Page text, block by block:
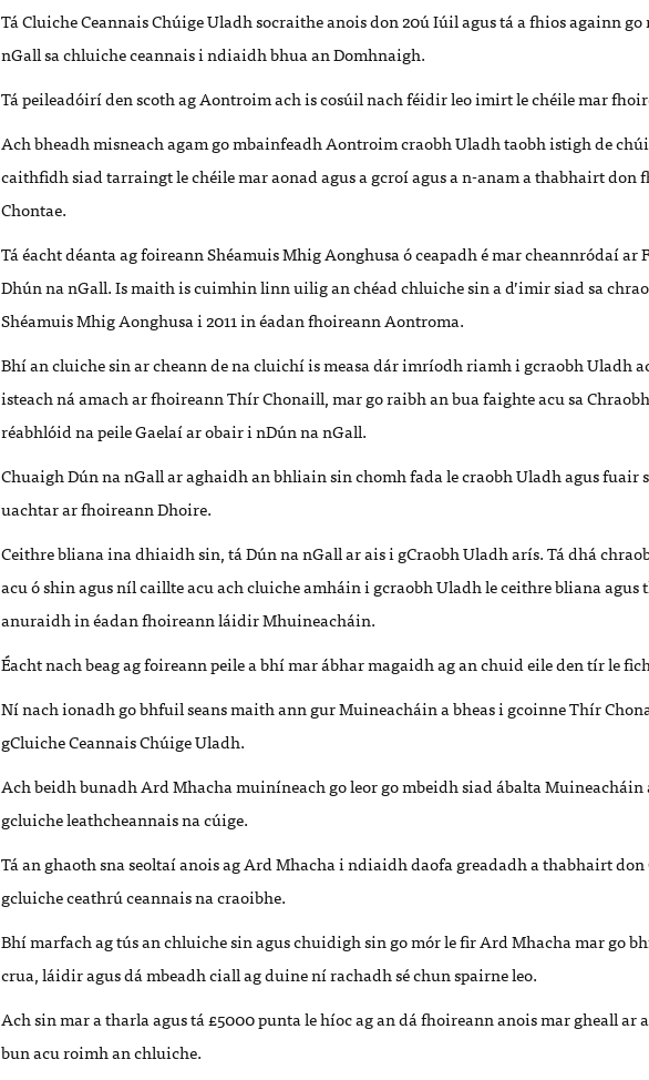
Tá Cluiche Ceannais Chúige Uladh socraithe anois don 20ú Iúil agus tá a fhios againn
nGall sa chluiche ceannais i ndiaidh bhua an Domhnaigh.
Tá peileadóirí den scoth ag Aontroim ach is cosúil nach féidir leo imirt le chéile mar
Ach bheadh misneach agam go mbainfeadh Aontroim craobh Uladh taobh istigh de
caithfidh siad tarraingt le chéile mar aonad agus a gcroí agus a n-anam a thabhairt don
Chontae.
Tá éacht déanta ag foireann Shéamuis Mhig Aonghusa ó ceapadh é mar cheannródaí ar
Dhún na nGall. Is maith is cuimhin linn uilig an chéad chluiche sin a d’imir siad sa
Shéamuis Mhig Aonghusa i 2011 in éadan fhoireann Aontroma.
Bhí an cluiche sin ar cheann de na cluichí is measa dár imríodh riamh i gcraobh Uladh
isteach ná amach ar fhoireann Thír Chonaill, mar go raibh an bua faighte acu sa
réabhlóid na peile Gaelaí ar obair i nDún na nGall.
Chuaigh Dún na nGall ar aghaidh an bhliain sin chomh fada le craobh Uladh agus fuair
uachtar ar fhoireann Dhoire.
Ceithre bliana ina dhiaidh sin, tá Dún na nGall ar ais i gCraobh Uladh arís. Tá dhá
acu ó shin agus níl caillte acu ach cluiche amháin i gcraobh Uladh le ceithre bliana agus
anuraidh in éadan fhoireann láidir Mhuineacháin.
Éacht nach beag ag foireann peile a bhí mar ábhar magaidh ag an chuid eile den tír le
Ní nach ionadh go bhfuil seans maith ann gur Muineacháin a bheas i gcoinne Thír
gCluiche Ceannais Chúige Uladh.
Ach beidh bunadh Ard Mhacha muiníneach go leor go mbeidh siad ábalta
gcluiche leathcheannais na cúige.
Tá an ghaoth sna seoltaí anois ag Ard Mhacha i ndiaidh daofa greadadh a thabhairt
gcluiche ceathrú ceannais na craoibhe.
Bhí marfach ag tús an chluiche sin agus chuidigh sin go mór le fir Ard Mhacha mar go
crua, láidir agus dá mbeadh ciall ag duine ní rachadh sé chun spairne leo.
Ach sin mar a tharla agus tá £5000 punta le híoc ag an dá fhoireann anois mar gheall ar
bun acu roimh an chluiche.